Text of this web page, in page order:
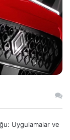
Uygulamalar ve